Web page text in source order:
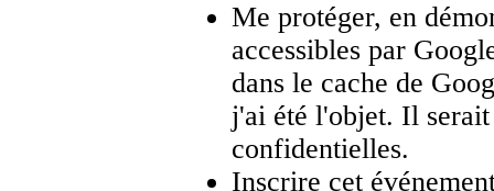
Me protéger, en
accessibles par
dans le cache de
j'ai été l'objet. Il
confidentielles.
Inscrire cet